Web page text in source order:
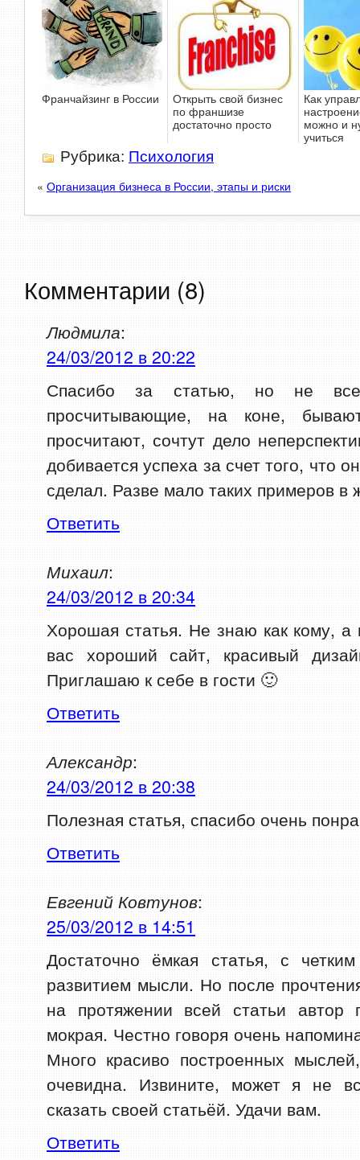
Франчайзинг в России
Открыть свой бизнес
по франшизе
достаточно просто
Как
можно и
учиться
Рубрика: Психология
« Организация бизнеса в России, этапы и риски
Комментарии (8)
Людмила:
24/03/2012 в 20:22
Спасибо за статью, но не
просчитывающие, на коне,
просчитают, сочтут дело
добивается успеха за счет того, что
сделал. Разве мало таких примеров в
Ответить
Михаил:
24/03/2012 в 20:34
Хорошая статья. Не знаю как кому,
вас хороший сайт, красивый
Приглашаю к себе в гости 🙂
Ответить
Александр:
24/03/2012 в 20:38
Полезная статья, спасибо очень
Ответить
Евгений Ковтунов:
25/03/2012 в 14:51
Достаточно ёмкая статья, с
развитием мысли. Но после
на протяжении всей статьи
мокрая. Честно говоря очень
Много красиво построенных
очевидна. Извините, может я не
сказать своей статьёй. Удачи вам.
Ответить